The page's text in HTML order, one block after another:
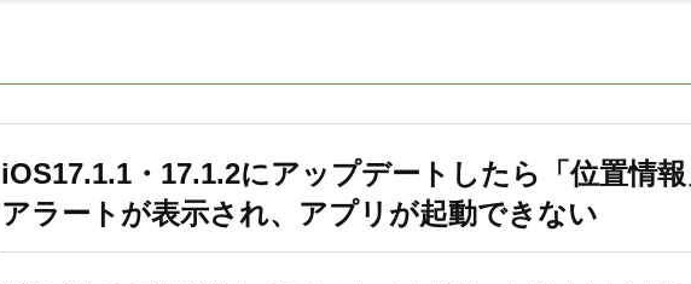
iOS17.1.1・17.1.2にアップデートしたら「位置情
アラートが表示され、アプリが起動できない